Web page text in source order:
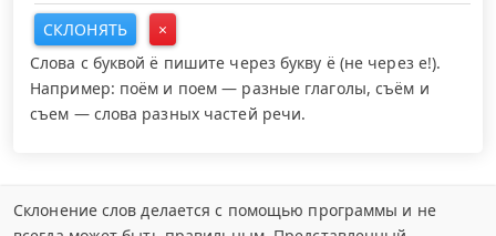
СКЛОНЯТЬ
×
Слова с буквой ё пишите через букву ё (не через е!).
Например: поём и поем — разные глаголы, съём и
съем — слова разных частей речи.
Склонение слов делается с помощью программы и не